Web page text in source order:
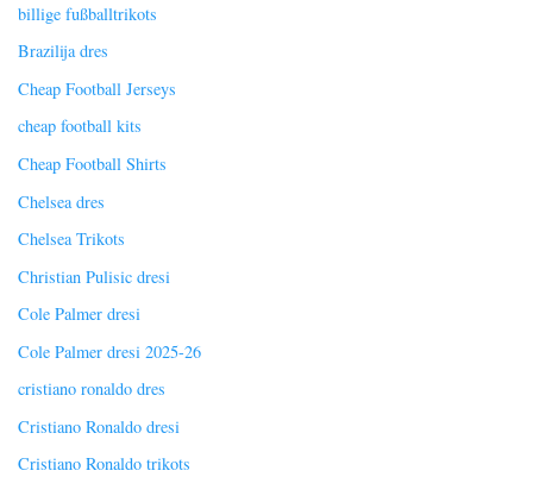
billige fußballtrikots
Brazilija dres
Cheap Football Jerseys
cheap football kits
Cheap Football Shirts
Chelsea dres
Chelsea Trikots
Christian Pulisic dresi
Cole Palmer dresi
Cole Palmer dresi 2025-26
cristiano ronaldo dres
Cristiano Ronaldo dresi
Cristiano Ronaldo trikots